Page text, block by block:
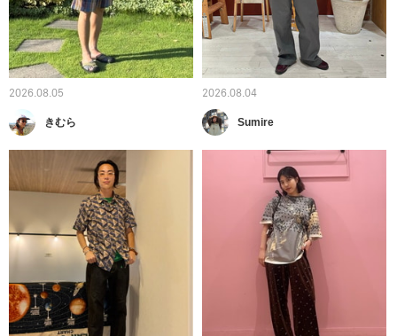
2026.08.05
きむら
2026.08.04
Sumire